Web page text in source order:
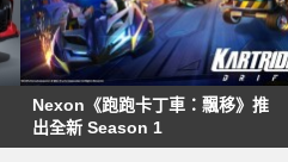
Nexon《跑跑卡丁車：飄移》推
出全新 Season 1